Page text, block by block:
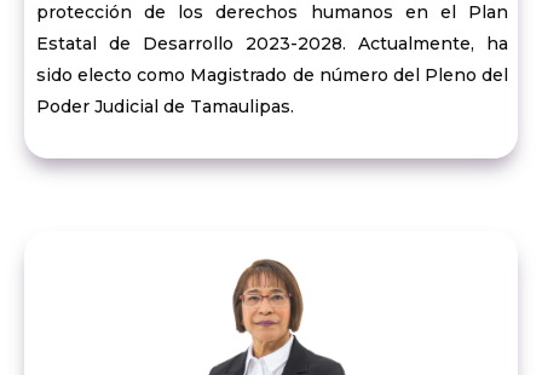
protección de los derechos humanos en el Plan
Estatal de Desarrollo 2023-2028. Actualmente, ha
sido electo como Magistrado de número del Pleno del
Poder Judicial de Tamaulipas.